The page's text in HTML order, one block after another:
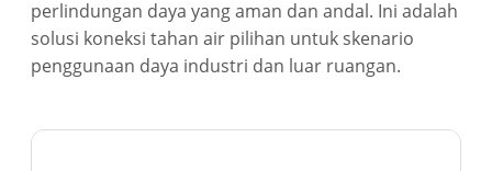
perlindungan daya yang aman dan andal. Ini adalah
solusi koneksi tahan air pilihan untuk skenario
penggunaan daya industri dan luar ruangan.